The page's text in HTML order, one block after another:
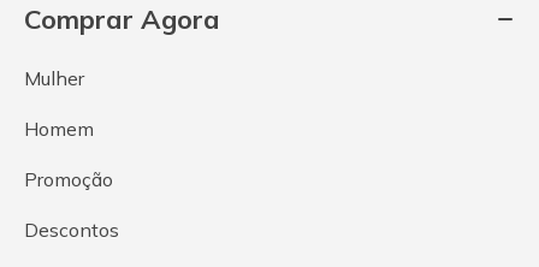
Comprar Agora
Mulher
Homem
Promoção
Descontos